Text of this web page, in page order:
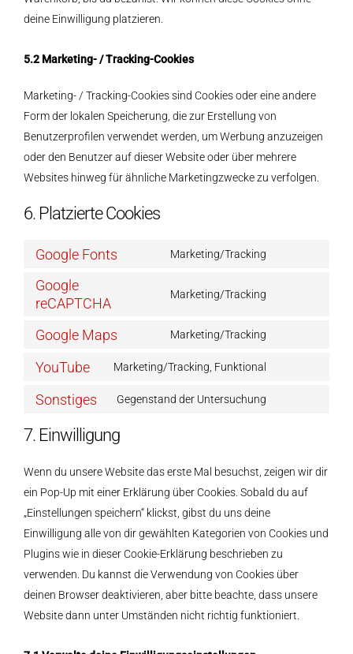
deine Einwilligung platzieren.
5.2 Marketing- / Tracking-Cookies
Marketing- / Tracking-Cookies sind Cookies oder eine andere
Form der lokalen Speicherung, die zur Erstellung von
Benutzerprofilen verwendet werden, um Werbung anzuzeigen
oder den Benutzer auf dieser Website oder über mehrere
Websites hinweg für ähnliche Marketingzwecke zu verfolgen.
6. Platzierte Cookies
Google Fonts Marketing/Tracking
Google
reCAPTCHA
Marketing/Tracking
Google Maps Marketing/Tracking
YouTube Marketing/Tracking, Funktional
Sonstiges Gegenstand der Untersuchung
sonstiges
7. Einwilligung
Wenn du unsere Website das erste Mal besuchst, zeigen wir dir
ein Pop-Up mit einer Erklärung über Cookies. Sobald du auf
„Einstellungen speichern“ klickst, gibst du uns deine
Einwilligung alle von dir gewählten Kategorien von Cookies und
Plugins wie in dieser Cookie-Erklärung beschrieben zu
verwenden. Du kannst die Verwendung von Cookies über
deinen Browser deaktivieren, aber bitte beachte, dass unsere
Website dann unter Umständen nicht richtig funktioniert.